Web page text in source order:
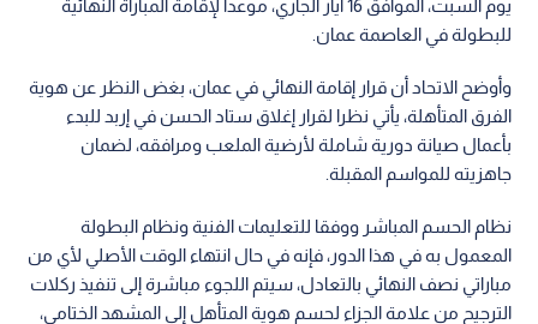
يوم السبت، الموافق 16 أيار الجاري، موعدا لإقامة المباراة النهائية
للبطولة في العاصمة عمان.
وأوضح الاتحاد أن قرار إقامة النهائي في عمان، بغض النظر عن هوية
الفرق المتأهلة، يأتي نظرا لقرار إغلاق ستاد الحسن في إربد للبدء
بأعمال صيانة دورية شاملة لأرضية الملعب ومرافقه، لضمان
جاهزيته للمواسم المقبلة.
نظام الحسم المباشر ووفقا للتعليمات الفنية ونظام البطولة
المعمول به في هذا الدور، فإنه في حال انتهاء الوقت الأصلي لأي من
مباراتي نصف النهائي بالتعادل، سيتم اللجوء مباشرة إلى تنفيذ ركلات
الترجيح من علامة الجزاء لحسم هوية المتأهل إلى المشهد الختامي،